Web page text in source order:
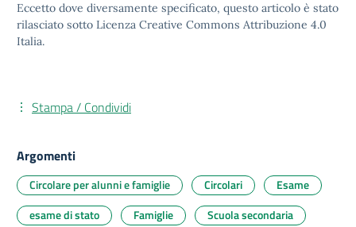
Eccetto dove diversamente specificato, questo articolo è stato
rilasciato sotto Licenza Creative Commons Attribuzione 4.0
Italia.
Stampa / Condividi
Argomenti
Circolare per alunni e famiglie Circolari
Esame
esame di stato
Famiglie Scuola secondaria